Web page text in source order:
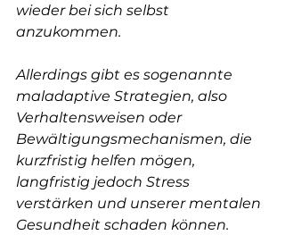
wieder bei sich selbst
anzukommen.
Allerdings gibt es sogenannte
maladaptive Strategien, also
Verhaltensweisen oder
Bewältigungsmechanismen, die
kurzfristig helfen mögen,
langfristig jedoch Stress
verstärken und unserer mentalen
Gesundheit schaden können.